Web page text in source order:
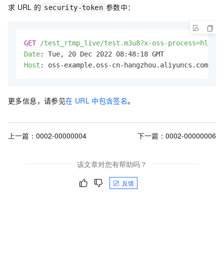
求 URL 的 security-token 参数中：
GET
/test_rtmp_live/test.m3u8?x-oss-process=hls/
Date:
Host : oss-example.oss-cn-hangzhou.aliyuncs.com
更多信息，请参见在 URL 中包含签名。
上一篇： 0002-00000004 下一篇： 0002-00000006
该文章对您有帮助吗？
反馈